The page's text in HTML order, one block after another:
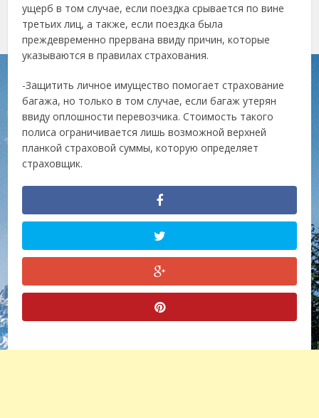
ущерб в том случае, если поездка срывается по вине
третьих лиц, а также, если поездка была
преждевременно прервана ввиду причин, которые
указываются в правилах страхования.
-Защитить личное имущество помогает страхование
багажа, но только в том случае, если багаж утерян
ввиду оплошности перевозчика. Стоимость такого
полиса ограничивается лишь возможной верхней
планкой страховой суммы, которую определяет
страховщик.